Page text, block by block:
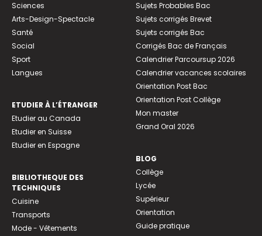
Sciences
Arts-Design-Spectacle
Santé
Social
Sport
Langues
ETUDIER À L’ÉTRANGER
Etudier au Canada
Etudier en Suisse
Etudier en Espagne
BIBLIOTHEQUE DES
TECHNIQUES
Cuisine
Transports
Mode - Vêtements
Sujets Probables Bac
Sujets corrigés Brevet
Sujets corrigés Bac
Corrigés Bac de Français
Calendrier Parcoursup 2026
Calendrier vacances scolaires
Orientation Post Bac
Orientation Post Collège
Mon master
Grand Oral 2026
BLOG
Collège
Lycée
Supérieur
Orientation
Guide pratique